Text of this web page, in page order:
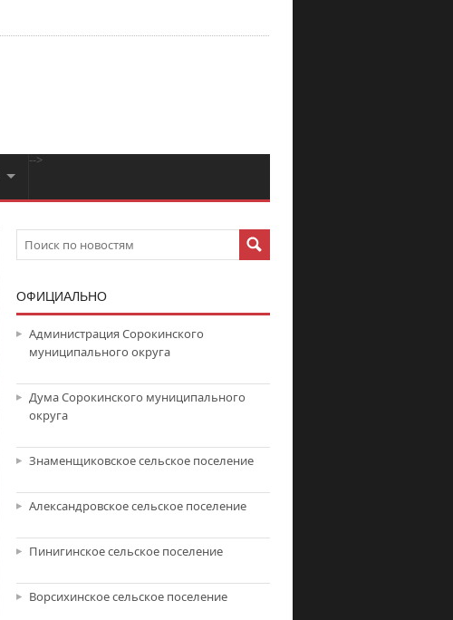
-->
ОФИЦИАЛЬНО
Администрация Сорокинского
муниципального округа
Дума Сорокинского муниципального
округа
Знаменщиковское сельское поселение
Александровское сельское поселение
Пинигинское сельское поселение
Ворсихинское сельское поселение